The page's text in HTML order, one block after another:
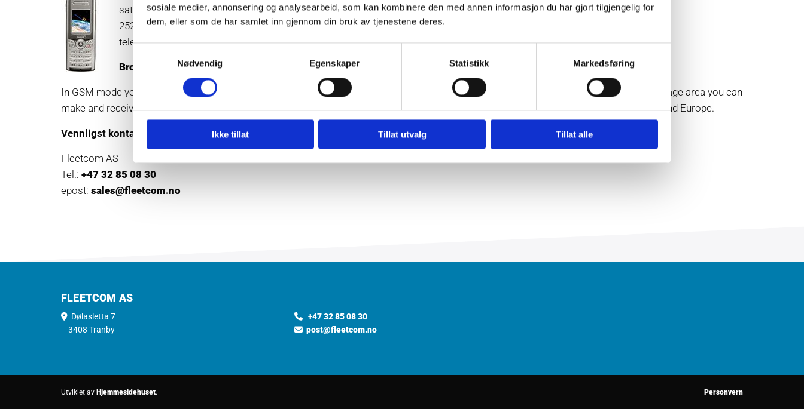
sosiale medier, annonsering og analysearbeid, som kan kombinere den med annen informasjon du har gjort tilgjengelig for
dem, eller som de har samlet inn gjennom din bruk av tjenestene deres.
Nødvendig
Egenskaper Statistikk Markedsføring
Ikke tillat Tillat utvalg Tillat alle
satellite, GSM tri-band and GPS functionality, the Thuraya SG-
2520 provides seamless mobility beyond land-based
telecommunication systems.
Brochure
In GSM mode you can make and receive calls in all GSM areas with 900, 1800 or 1900 MHz frequencies. If you are outside the GSM coverage area you can
make and receive calls from any destination within Thuraya’s coverage area spanning 140 countries across Asia, Africa, the Middle East and Europe.
Vennligst kontakt oss for mere informasjon og priser
Fleetcom AS
Tel.: +47 32 85 08 30
epost: sales@fleetcom.no
FLEETCOM AS
 Dølasletta 7
3408 Tranby
 +47 32 85 08 30
 post@fleetcom.no
Utviklet av Hjemmesidehuset. Personvern